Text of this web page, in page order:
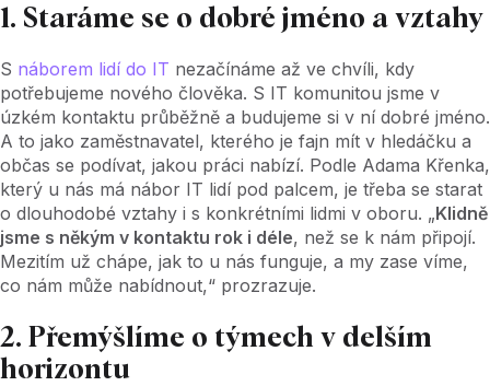
1. Staráme se o dobré jméno a vztahy
S náborem lidí do IT nezačínáme až ve chvíli, kdy
potřebujeme nového člověka. S IT komunitou jsme v
úzkém kontaktu průběžně a budujeme si v ní dobré jméno.
A to jako zaměstnavatel, kterého je fajn mít v hledáčku a
občas se podívat, jakou práci nabízí. Podle Adama Křenka,
který u nás má nábor IT lidí pod palcem, je třeba se starat
o dlouhodobé vztahy i s konkrétními lidmi v oboru. „Klidně
jsme s někým v kontaktu rok i déle, než se k nám připojí.
Mezitím už chápe, jak to u nás funguje, a my zase víme,
co nám může nabídnout,“ prozrazuje.
2. Přemýšlíme o týmech v delším
horizontu